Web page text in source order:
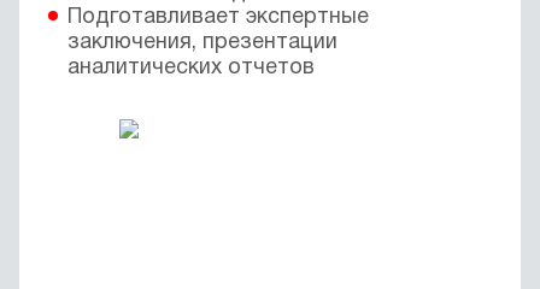
Подготавливает экспертные
заключения, презентации
аналитических отчетов